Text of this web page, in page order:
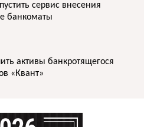
сервис внесения
банкоматы
активы банкротящегося
«Квант»